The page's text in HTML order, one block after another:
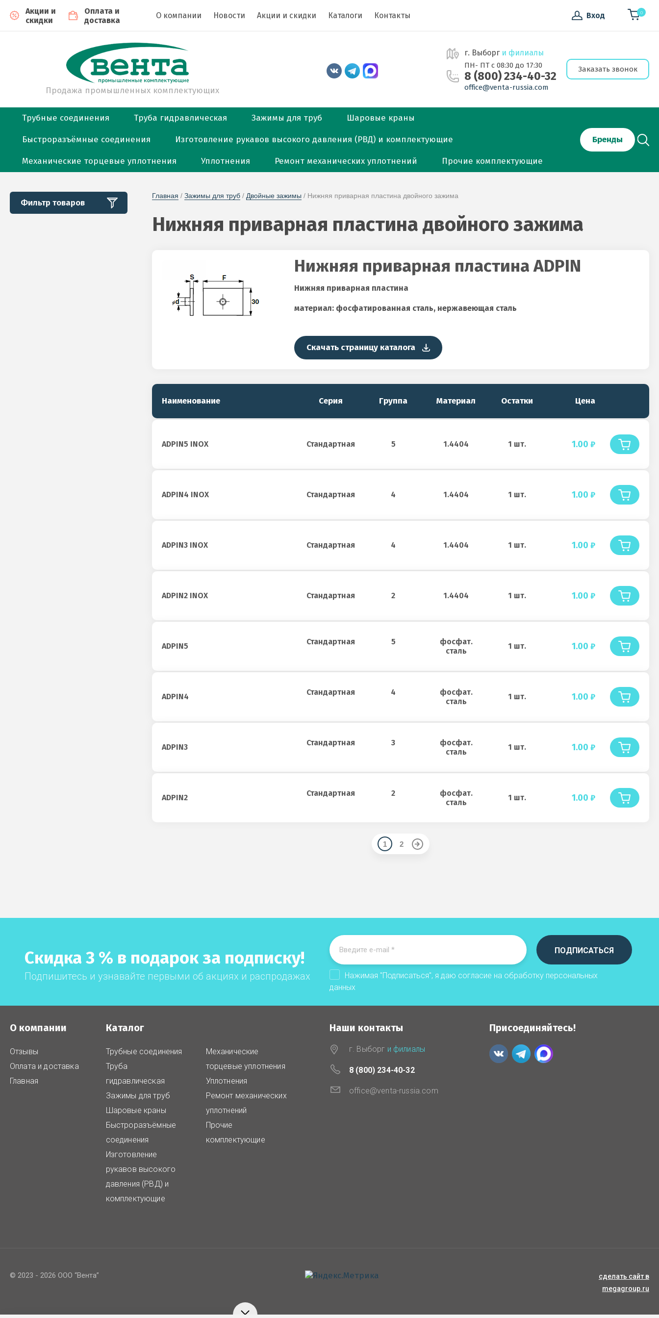
Акции и
скидки
Оплата и
доставка
О компании Новости Акции и скидки Каталоги Контакты Вход 0
Продажа промышленных комплектующих
г. Выборг и филиалы
ПН- ПТ с 08:30 до 17:30
8 (800) 234-40-32
office@venta-russia.com
Заказать звонок
Трубные соединения Труба гидравлическая Зажимы для труб Шаровые краны
Быстроразъёмные соединения Изготовление рукавов высокого давления (РВД) и комплектующие
Механические торцевые уплотнения Уплотнения Ремонт механических уплотнений Прочие комплектующие
Бренды
Фильтр товаров
Главная / Зажимы для труб / Двойные зажимы / Нижняя приварная пластина двойного зажима
Нижняя приварная пластина двойного зажима
Нижняя приварная пластина ADPIN
Нижняя приварная пластина
материал: фосфатированная сталь, нержавеющая сталь
Скачать страницу каталога
Наименование Серия Группа Материал Остатки Цена
ADPIN5 INOX Стандартная 5 1.4404 1 шт. 1.00 ₽
ADPIN4 INOX Стандартная 4 1.4404 1 шт. 1.00 ₽
ADPIN3 INOX Стандартная 4 1.4404 1 шт. 1.00 ₽
ADPIN2 INOX Стандартная 2 1.4404 1 шт. 1.00 ₽
ADPIN5 Стандартная 5
фосфат.
сталь
1 шт. 1.00 ₽
ADPIN4 Стандартная 4
фосфат.
сталь
1 шт. 1.00 ₽
ADPIN3 Стандартная 3
фосфат.
сталь
1 шт. 1.00 ₽
ADPIN2 Стандартная 2
фосфат.
сталь
1 шт. 1.00 ₽
1 2
Скидка 3 % в подарок за подписку!
Подпишитесь и узнавайте первыми об акциях и распродажах Нажимая "Подписаться", я даю согласие на обработку персональных
данных
ПОДПИСАТЬСЯ
О компании
Отзывы
Оплата и доставка
Главная
Каталог
Трубные соединения
Труба
гидравлическая
Зажимы для труб
Шаровые краны
Быстроразъёмные
соединения
Изготовление
рукавов высокого
давления (РВД) и
комплектующие
Механические
торцевые уплотнения
Уплотнения
Ремонт механических
уплотнений
Прочие
комплектующие
Наши контакты
г. Выборг и филиалы
8 (800) 234-40-32
office@venta-russia.com
Присоединяйтесь!
© 2023 - 2026 ООО “Вента” сделать сайт в
megagroup.ru